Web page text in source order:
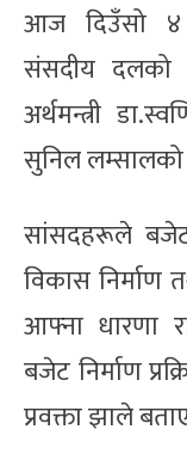
आज दिउँसो ४
संसदीय दलको
अर्थमन्त्री
सुनिल लम्सालको
सांसदहरूले
विकास निर्माण
आफ्ना धारणा
बजेट निर्माण
प्रवक्ता झाले